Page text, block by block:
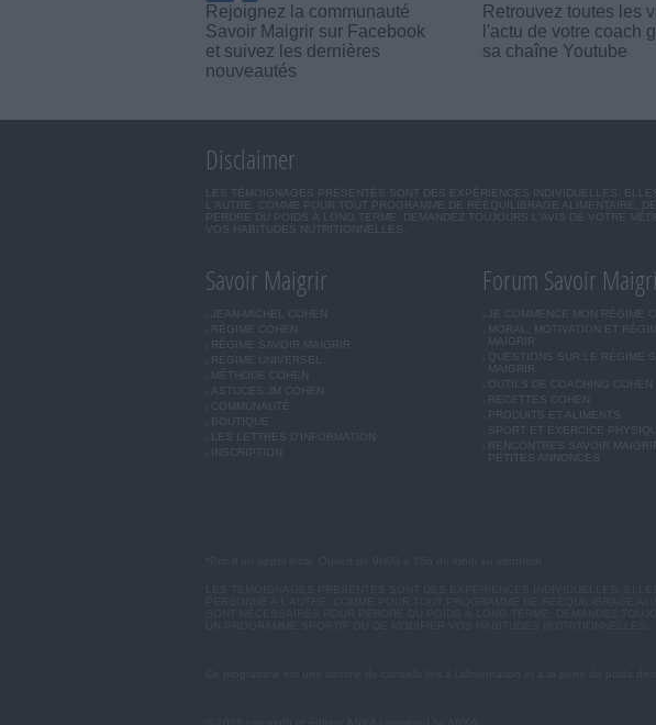
Rejoignez la communauté
Savoir Maigrir sur Facebook
et suivez les dernières
nouveautés
Retrouvez toutes les
l'actu de votre coach
sa chaîne Youtube
Disclaimer
LES TÉMOIGNAGES PRÉSENTÉS SONT DES EXPÉRIENCES INDIVIDUELLES.
L'AUTRE. COMME POUR TOUT PROGRAMME DE RÉÉQUILIBRAGE
PERDRE DU POIDS À LONG TERME. DEMANDEZ TOUJOURS L'AVIS DE VOTRE
VOS HABITUDES NUTRITIONNELLES.
Savoir Maigrir
JEAN-MICHEL COHEN
RÉGIME COHEN
RÉGIME SAVOIR MAIGRIR
RÉGIME UNIVERSEL
MÉTHODE COHEN
ASTUCES JM COHEN
COMMUNAUTÉ
BOUTIQUE
LES LETTRES D'INFORMATION
INSCRIPTION
Forum Savoir
JE COMMENCE MON RÉGIME
MORAL, MOTIVATION ET
MAIGRIR
QUESTIONS SUR LE RÉGIME
MAIGRIR
OUTILS DE COACHING COHEN
RECETTES COHEN
PRODUITS ET ALIMENTS
SPORT ET EXERCICE
RENCONTRES SAVOIR
PETITES ANNONCES